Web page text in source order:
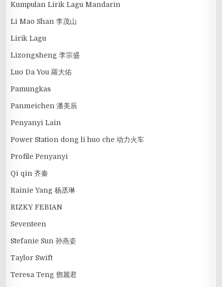
Kumpulan Lirik Lagu Mandarin
Li Mao Shan 李茂山
Lirik Lagu
Lizongsheng 李宗盛
Luo Da You 羅大佑
Pamungkas
Panmeichen 潘美辰
Penyanyi Lain
Power Station dong li huo che 动力火车
Profile Penyanyi
Qi qin 齐秦
Rainie Yang 杨丞琳
RIZKY FEBIAN
Seventeen
Stefanie Sun 孙燕姿
Taylor Swift
Teresa Teng 鄧麗君